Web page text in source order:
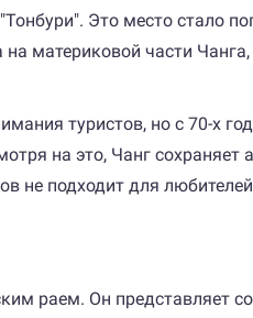
Это место
материковой части
туристов, но с 70-х
на это, Чанг
не подходит для
раем. Он представляет